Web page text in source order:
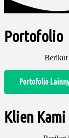
Portofolio
Berikut
Portofolio
Klien Kami